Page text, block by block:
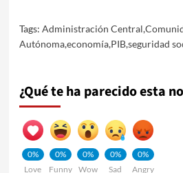
Tags: Administración Central,
Autónoma,economía,PIB,seguridad
¿Qué te ha parecido esta
0%
Love
0%
Funny
0%
Wow
0%
Sad
0%
Angry